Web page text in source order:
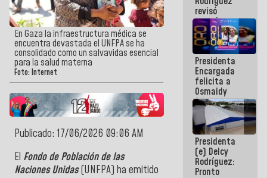
En Gaza la infraestructura médica se
encuentra devastada el UNFPA se ha
consolidado como un salvavidas esencial
para la salud materna
Foto: Internet
Publicado: 17/06/2026 09:06 AM
El Fondo de Población de las
Naciones Unidas(UNFPA) ha emitido
revisó
agenda
económica y
ejecución de
fondos de
emergencia
post-sismos
Presidenta
Encargada
felicita a
Osmaidy
Arias y
Giraly
Marcano por
hacer
historia en
los
Centroamericanos
Presidenta
(e) Delcy
Rodríguez:
Pronto